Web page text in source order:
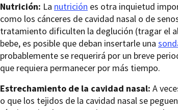
Nutrición: La nutrición es otra inquietud
como los cánceres de cavidad nasal o de
tratamiento dificulten la deglución (tragar el
bebe, es posible que deban insertarle una
probablemente se requerirá por un breve
que requiera permanecer por más tiempo.
Estrechamiento de la cavidad nasal: A
o que los tejidos de la cavidad nasal se